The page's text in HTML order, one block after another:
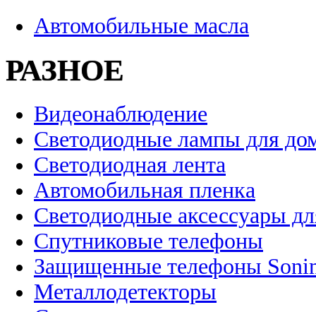
Автомобильные масла
РАЗНОЕ
Видеонаблюдение
Светодиодные лампы для
Светодиодная лента
Автомобильная пленка
Светодиодные аксессуары
Спутниковые телефоны
Защищенные телефоны
Металлодетекторы